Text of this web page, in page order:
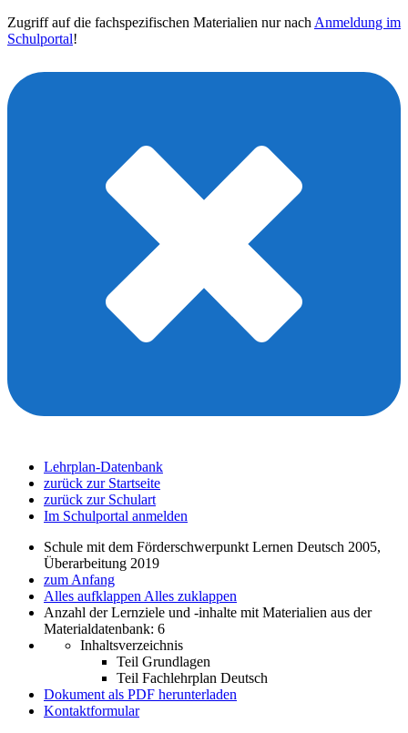
Zugriff auf die fachspezifischen Materialien nur nach Anmeldung im
Schulportal!
Lehrplan-Datenbank
zurück zur Startseite
zurück zur Schulart
Im Schulportal anmelden
Schule mit dem Förderschwerpunkt Lernen Deutsch 2005,
Überarbeitung 2019
zum Anfang
Alles aufklappen Alles zuklappen
Anzahl der Lernziele und -inhalte mit Materialien aus der
Materialdatenbank: 6
Inhaltsverzeichnis
Teil Grundlagen
Teil Fachlehrplan Deutsch
Dokument als PDF herunterladen
Kontaktformular